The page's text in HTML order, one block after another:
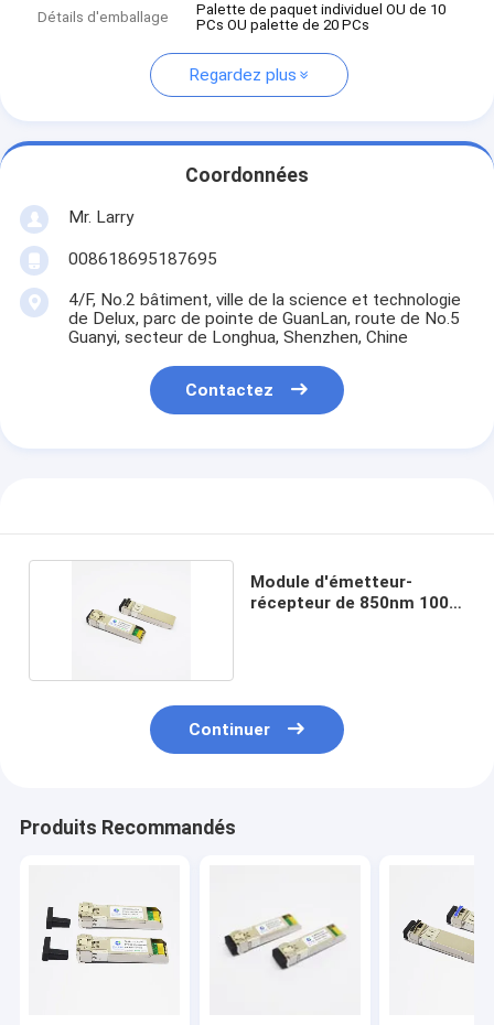
Détails d'emballage
Palette de paquet individuel OU de 10
PCs OU palette de 20 PCs
Regardez plus
Coordonnées
Mr. Larry
008618695187695
4/F, No.2 bâtiment, ville de la science et technologie
de Delux, parc de pointe de GuanLan, route de No.5
Guanyi, secteur de Longhua, Shenzhen, Chine
Contactez
Module d'émetteur-
récepteur de 850nm 100m
Continuer
Produits Recommandés